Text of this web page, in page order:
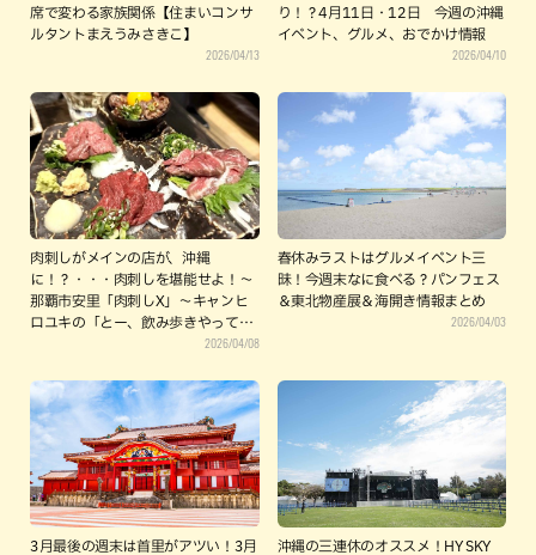
席で変わる家族関係【住まいコンサ
ルタントまえうみさきこ】
2026/04/13
り！？4月11日・12日 今週の沖縄
イベント、グルメ、おでかけ情報
2026/04/10
肉刺しがメインの店が、沖縄
に！？・・・肉刺しを堪能せよ！〜
那覇市安里「肉刺しX」～キャンヒ
ロユキの「とー、飲み歩きやってみ
2026/04/08
春休みラストはグルメイベント三
昧！今週末なに食べる？パンフェス
＆東北物産展＆海開き情報まとめ
2026/04/03
3月最後の週末は首里がアツい！3月
沖縄の三連休のオススメ！HY SKY